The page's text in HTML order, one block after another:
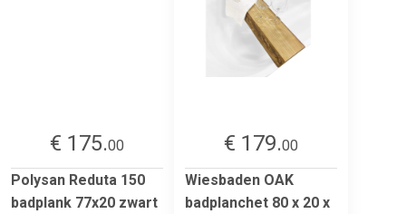
€ 175.00
Polysan Reduta 150
badplank 77x20 zwart
€ 179.00
Wiesbaden OAK
badplanchet 80 x 20 x